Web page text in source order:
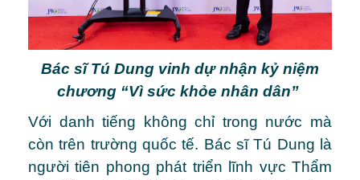
Bác sĩ Tú Dung vinh dự nhận kỷ niệm
chương “Vì sức khỏe nhân dân”
Với danh tiếng không chỉ trong nước mà
còn trên trường quốc tế. Bác sĩ Tú Dung là
người tiên phong phát triển lĩnh vực Thẩm